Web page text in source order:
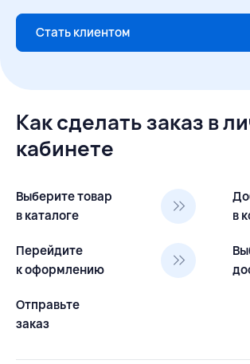
Стать клиентом
Как сделать заказ в
кабинете
Выберите товар
в каталоге
в
Перейдите
к оформлению
Отправьте
заказ